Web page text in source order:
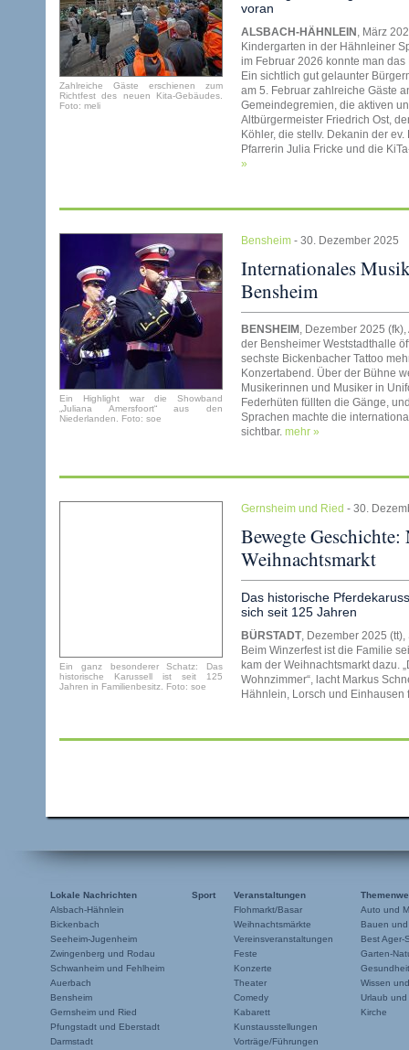
Zahlreiche Gäste erschienen zum
Richtfest des neuen Kita-Gebäudes.
Foto: meli
voran
ALSBACH-HÄHNLEIN , März
Kindergarten in der Hähnleiner
im Februar 2026 konnte man
Ein sichtlich gut gelaunter
am 5. Februar zahlreiche Gäste
Gemeindegremien, die aktiven
Altbürgermeister Friedrich Ost,
Köhler, die stellv. Dekanin der
Pfarrerin Julia Fricke und die
»
Ein Highlight war die Showband
„Juliana Amersfoort“ aus den
Niederlanden. Foto: soe
Bensheim - 30. Dezember 2025
Internationales
Bensheim
BENSHEIM , Dezember 2025
der Bensheimer Weststadthalle
sechste Bickenbacher Tattoo
Konzertabend. Über der Bühne
Musikerinnen und Musiker in
Federhüten füllten die Gänge,
Sprachen machte die
sichtbar. mehr »
Ein ganz besonderer Schatz: Das
historische Karussell ist seit 125
Jahren in Familienbesitz. Foto: soe
Gernsheim und Ried - 30.
Bewegte
Weihnachtsmarkt
Das historische
sich seit 125 Jahren
BÜRSTADT, Dezember 2025
Beim Winzerfest ist die Familie
kam der Weihnachtsmarkt dazu.
Wohnzimmer“, lacht Markus
Hähnlein, Lorsch und
Lokale Nachrichten
Alsbach-Hähnlein
Bickenbach
Seeheim-Jugenheim
Zwingenberg und Rodau
Schwanheim und Fehlheim
Auerbach
Bensheim
Gernsheim und Ried
Pfungstadt und Eberstadt
Darmstadt
Sport
Veranstaltungen
Flohmarkt/Basar
Weihnachtsmärkte
Vereinsveranstaltungen
Feste
Konzerte
Theater
Comedy
Kabarett
Kunstausstellungen
Vorträge/Führungen
Auto und
Bauen
Best Ager-
Garten-
Wissen
Urlaub und
Kirche